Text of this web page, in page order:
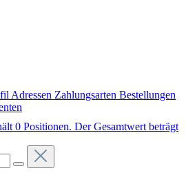
Adressen Zahlungsarten Bestellungen
0 Positionen. Der Gesamtwert beträgt